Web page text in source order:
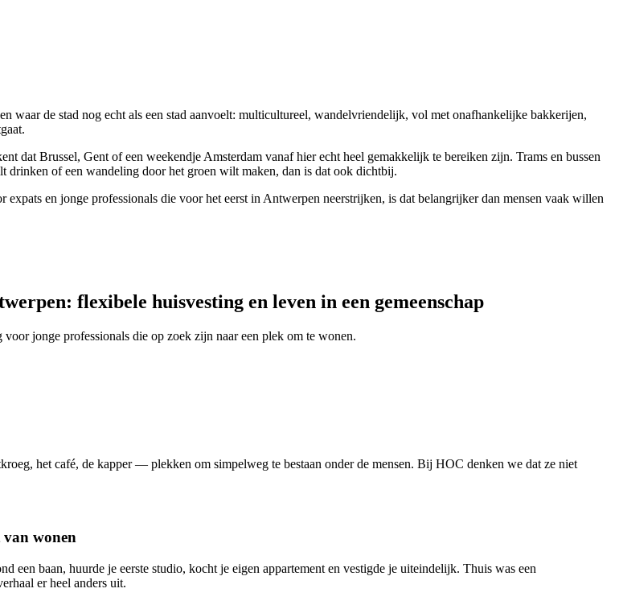
waar de stad nog echt als een stad aanvoelt: multicultureel, wandelvriendelijk, vol met onafhankelijke bakkerijen,
dat Brussel, Gent of een weekendje Amsterdam vanaf hier echt heel gemakkelijk te bereiken zijn. Trams en bussen
of een wandeling door het groen wilt maken, dan is dat ook dichtbij.
en jonge professionals die voor het eerst in Antwerpen neerstrijken, is dat belangrijker dan mensen vaak willen
flexibele huisvesting en leven in een gemeenschap
jonge professionals die op zoek zijn naar een plek om te wonen.
het café, de kapper — plekken om simpelweg te bestaan onder de mensen. Bij HOC denken we dat ze niet
wonen
een baan, huurde je eerste studio, kocht je eigen appartement en vestigde je uiteindelijk. Thuis was een
er heel anders uit.